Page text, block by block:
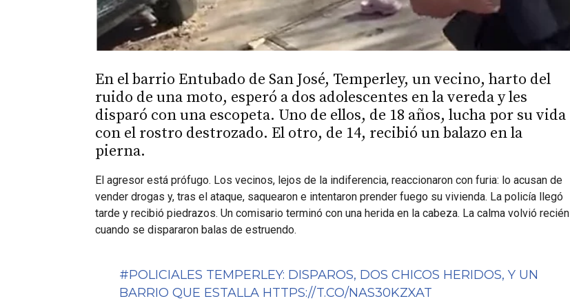
En el barrio Entubado de San José, Temperley, un vecino, harto del
ruido de una moto, esperó a dos adolescentes en la vereda y les
disparó con una escopeta. Uno de ellos, de 18 años, lucha por su vida
con el rostro destrozado. El otro, de 14, recibió un balazo en la
pierna.
El agresor está prófugo. Los vecinos, lejos de la indiferencia, reaccionaron con furia: lo acusan de
vender drogas y, tras el ataque, saquearon e intentaron prender fuego su vivienda. La policía llegó
tarde y recibió piedrazos. Un comisario terminó con una herida en la cabeza. La calma volvió recién
cuando se dispararon balas de estruendo.
#POLICIALES TEMPERLEY: DISPAROS, DOS CHICOS HERIDOS, Y UN
BARRIO QUE ESTALLA HTTPS://T.CO/NAS30KZXAT